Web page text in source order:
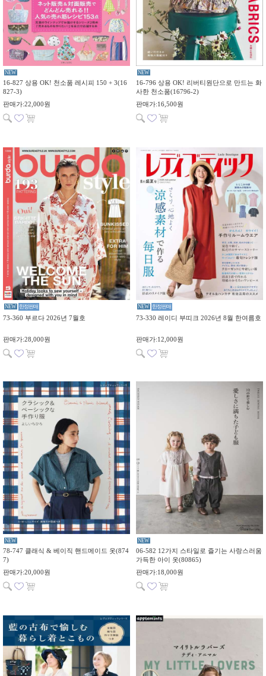
NEW
16-827 상용 OK! 천소품 레시피 150 + 3(16
827-3)
판매가:22,000원
NEW
16-796 상용 OK! 리버티원단으로 만드는 화
사한 천소품(16796-2)
판매가:16,500원
NEW 한정판매
73-360 부르다 2026년 7월호
판매가:28,000원
NEW 한정판매
73-330 레이디 부띠크 2026년 8월 한여름호
판매가:12,000원
NEW
78-747 클래식 & 베이직 핸드메이드 옷(874
7)
판매가:20,000원
NEW
06-582 12가지 스타일로 즐기는 사랑스러움
가득한 아이 옷(80865)
판매가:18,000원